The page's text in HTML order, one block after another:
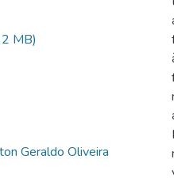
MB)
Geraldo Oliveira